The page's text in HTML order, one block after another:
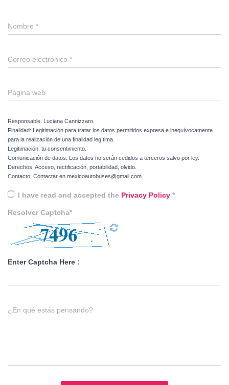
Nombre *
Correo electrónico *
Página web
Responsable: Luciana Cannizzaro.
Finalidad: Legitimación para tratar los datos permitidos expresa e inequívocamente
para la realización de una finalidad legítima.
Legitimación: tu consentimiento.
Comunicación de datos: Los datos no serán cedidos a terceros salvo por ley.
Derechos: Acceso, rectificación, portabilidad, olvido.
Contacto: Contactar en mexicoautobuses@gmail.com
I have read and accepted the Privacy Policy *
Resolver Captcha*
Enter Captcha Here :
¿En qué estás pensando?